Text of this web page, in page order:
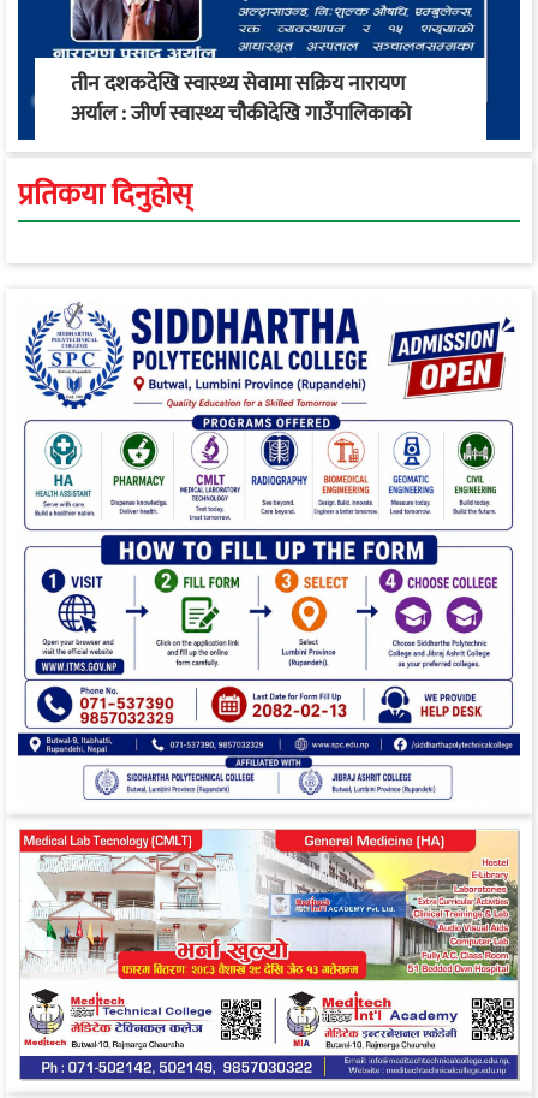
तीन दशकदेखि स्वास्थ्य सेवामा सक्रिय नारायण
अर्याल : जीर्ण स्वास्थ्य चौकीदेखि गाउँपालिकाको
स्वास्थ्य रूपान्तरण सम्म
प्रतिकया दिनुहोस्